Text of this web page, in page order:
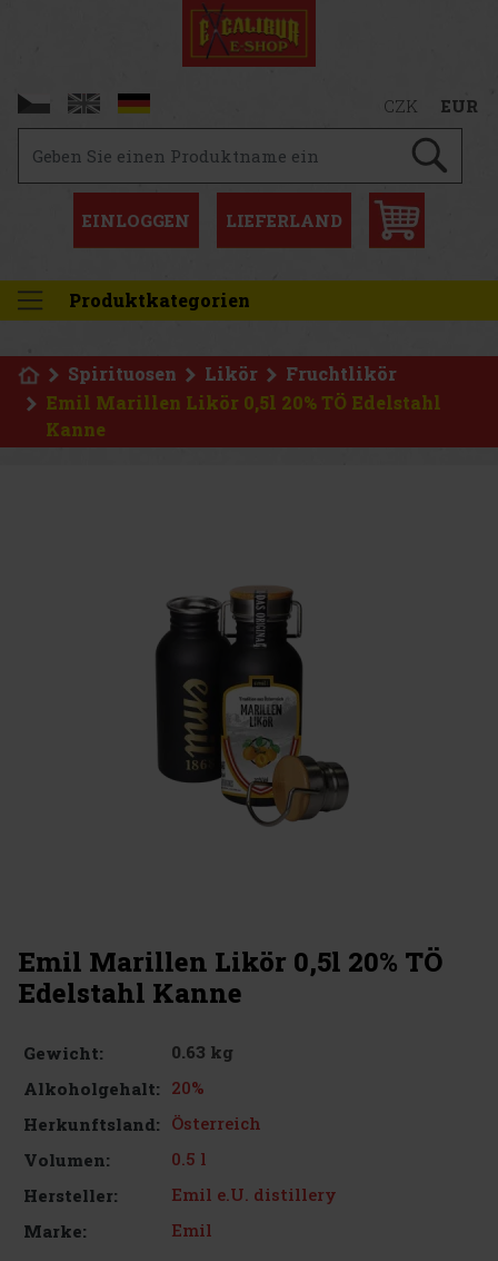
CZK EUR
EINLOGGEN LIEFERLAND
Produktkategorien
Spirituosen Likör
Fruchtlikör
Emil Marillen Likör 0,5l 20% TÖ Edelstahl
Kanne
Emil Marillen Likör 0,5l 20% TÖ
Edelstahl Kanne
Gewicht:
0.63 kg
Alkoholgehalt: 20%
Herkunftsland: Österreich
Volumen:
0.5 l
Hersteller:
Emil e.U. distillery
Marke:
Emil